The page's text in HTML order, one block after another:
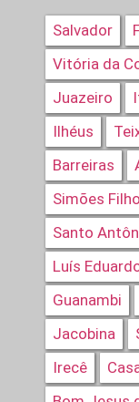
Salvador
Vitória da
Juazeiro
Ilhéus
Barreiras
Simões Filho
Santo
Luís
Guanambi
Jacobina
Irecê